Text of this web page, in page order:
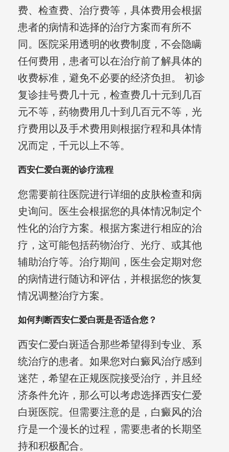
费、检查费、治疗费等，具体费用会根据
患者的病情和选择的治疗方案而有所不
同。医院采用透明的收费制度，不会隐瞒
任何费用，患者可以在治疗前了解具体的
收费标准，避免不必要的经济负担。 初诊
复诊挂号费几十元，检查费几十元到几百
元不等，药物费用几十到几百元不等，光
疗费用以及手术费用则根据疗程和具体情
况而定，千元以上不等。
西安仁爱白斑的诊疗流程
您需要前往医院进行详细的皮肤检查和病
史询问。医生会根据您的具体情况制定个
性化的治疗方案。根据方案进行相应的治
疗，这可能包括药物治疗、光疗、或其他
辅助治疗等。治疗期间，医生会定期对您
的病情进行随访和评估，并根据您的恢复
情况调整治疗方案。
如何判断西安仁爱白斑是否适合您？
西安仁爱白斑适合那些希望得到专业、系
统治疗的患者。如果您对白癜风治疗感到
迷茫，希望在正规医院接受治疗，并且经
济条件允许，那么可以考虑选择西安仁爱
白斑医院。但需要注意的是，白癜风的治
疗是一个漫长的过程，需要患者的长期坚
持和积极配合。